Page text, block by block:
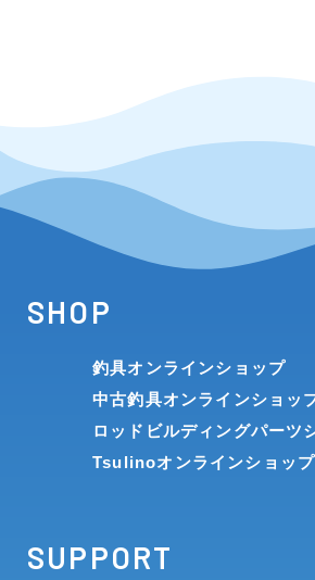
SHOP
釣具オンラインショップ
中古釣具オンラインショッ
ロッドビルディングパーツ
Tsulinoオンラインショップ
SUPPORT